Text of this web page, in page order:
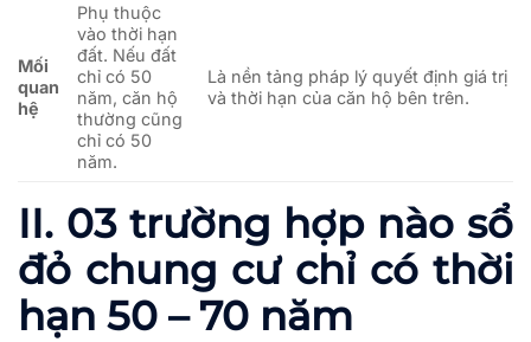
Mối
quan
hệ
Phụ thuộc
vào thời hạn
đất. Nếu đất
chỉ có 50
năm, căn hộ
thường cũng
chỉ có 50
năm.
Là nền tảng pháp lý quyết định giá trị
và thời hạn của căn hộ bên trên.
II. 03 trường hợp nào sổ
đỏ chung cư chỉ có thời
hạn 50 – 70 năm